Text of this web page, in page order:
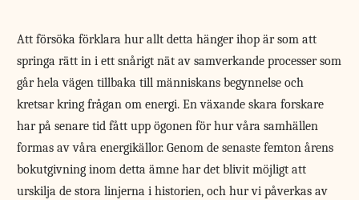
Att försöka förklara hur allt detta hänger ihop är som att
springa rätt in i ett snårigt nät av samverkande processer som
går hela vägen tillbaka till människans begynnelse och
kretsar kring frågan om energi. En växande skara forskare
har på senare tid fått upp ögonen för hur våra samhällen
formas av våra energikällor. Genom de senaste femton årens
bokutgivning inom detta ämne har det blivit möjligt att
urskilja de stora linjerna i historien, och hur vi påverkas av